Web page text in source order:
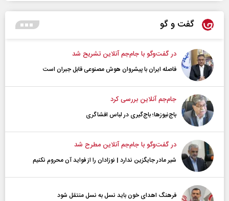
گفت و گو
در گفت‌و‌گو با جام‌جم آنلاین تشریح شد
فاصله ایران با پیشرو‌ان هوش مصنوعی قابل جبران است
جام‌جم آنلاین بررسی کرد
باج‌نیوزها؛ باج‌گیری در لباس افشاگری
در گفت‌و‌گو با جام‌جم آنلاین مطرح شد
شیر مادر جایگزین ندارد | نوزادان را از فواید آن محروم نکنیم
فرهنگ اهدای خون باید نسل به نسل منتقل شود